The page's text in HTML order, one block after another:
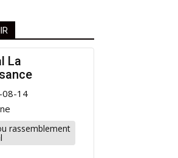
La
08-14
rassemblement